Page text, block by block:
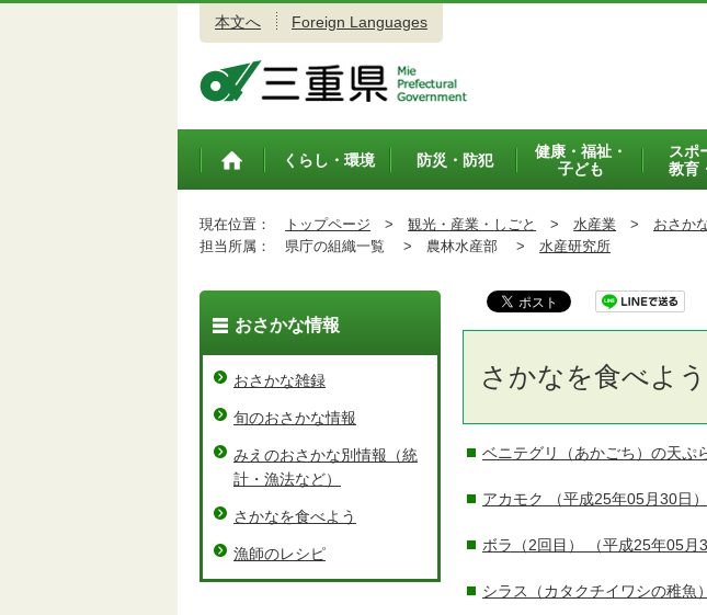
本文へ Foreign Languages
トップペ
くらし・環境 防災・防犯
健康・福祉・
子ども
スポ
教育
現在位置： トップページ > 観光・産業・しごと > 水産業 > おさか
担当所属：
県庁の組織一覧 > 農林水産部 > 水産研究所
さかなを食べよう
ベニテグリ（あかごち）の天ぷ
アカモク （平成25年05月30日）
ボラ（2回目） （平成25年05月
シラス（カタクチイワシの稚魚）
おさかな情報
おさかな雑録
旬のおさかな情報
みえのおさかな別情報（統
計・漁法など）
さかなを食べよう
漁師のレシピ